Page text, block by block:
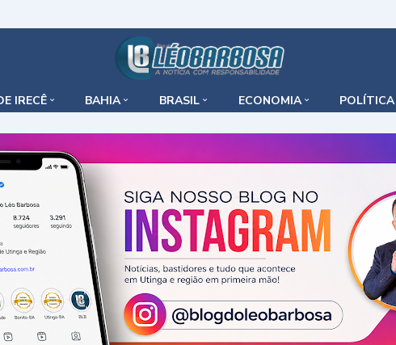
IRECÊ BAHIA BRASIL ECONOMIA POLÍTICA